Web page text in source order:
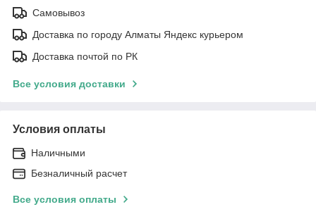
Самовывоз
Доставка по городу Алматы Яндекс курьером
Доставка почтой по РК
Все условия доставки
Условия оплаты
Наличными
Безналичный расчет
Все условия оплаты